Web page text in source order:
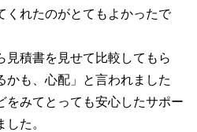
くれたのがとてもよかったで
見積書を見せて比較してもら
かも、心配」と言われました
をみてとっても安心したサポー
た。